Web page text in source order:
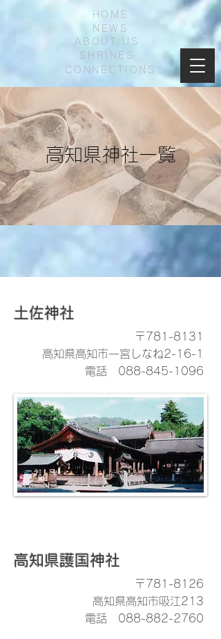
CONNECTIONS
NEWS
HOME
ABOUT US
SHRINES
高知県神社一覧
土佐神社
〒781-8131
高知県高知市一宮しなね2-16-1
電話 088-845-1096
高知県護国神社
〒781-8126
高知県高知市吸江213
電話 088-882-2760